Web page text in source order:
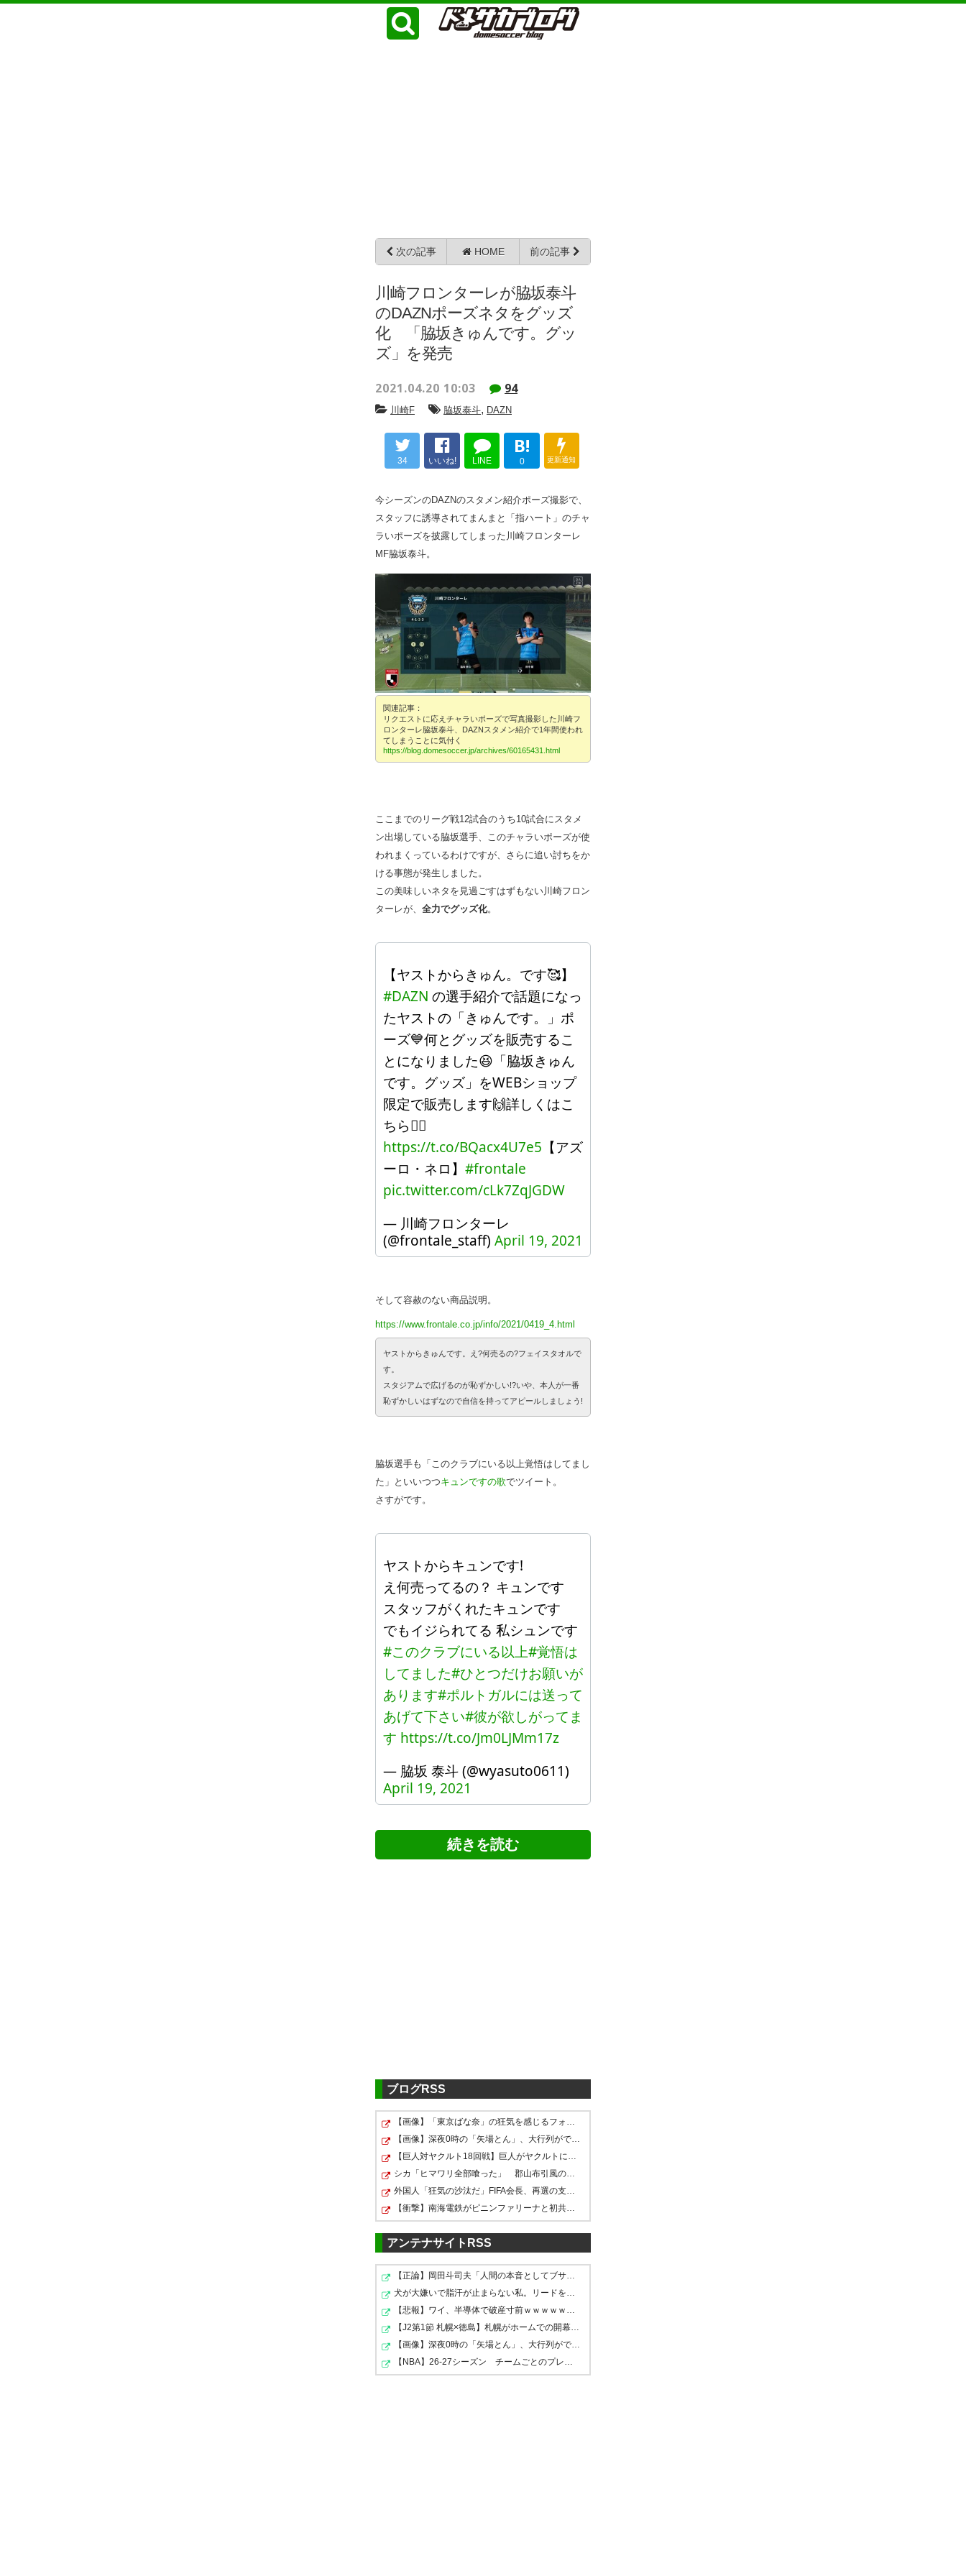
次の記事 HOME 前の記事
川崎フロンターレが脇坂泰斗
のDAZNポーズネタをグッズ
化 「脇坂きゅんです。グッ
ズ」を発売
2021.04.20 10:03 94
川崎F 脇坂泰斗, DAZN
34 いいね! LINE
B!
0 更新通知
今シーズンのDAZNのスタメン紹介ポーズ撮影で、
スタッフに誘導されてまんまと「指ハート」のチャ
ラいポーズを披露してしまった川崎フロンターレ
MF脇坂泰斗。
関連記事：
リクエストに応えチャラいポーズで写真撮影した川崎フ
ロンターレ脇坂泰斗、DAZNスタメン紹介で1年間使われ
てしまうことに気付く
https://blog.domesoccer.jp/archives/60165431.html
ここまでのリーグ戦12試合のうち10試合にスタメ
ン出場している脇坂選手、このチャラいポーズが使
われまくっているわけですが、さらに追い討ちをか
ける事態が発生しました。
この美味しいネタを見過ごすはずもない川崎フロン
ターレが、 全力でグッズ化。
【ヤストからきゅん。です🥰】
#DAZN の選手紹介で話題になっ
たヤストの「きゅんです。」ポ
ーズ💙何とグッズを販売するこ
とになりました😆「脇坂きゅん
です。グッズ」をWEBショップ
限定で販売します🙌詳しくはこ
ちら💁‍♂️
https://t.co/BQacx4U7e5 【アズ
ーロ・ネロ】 #frontale
pic.twitter.com/cLk7ZqJGDW
— 川崎フロンターレ
(@frontale_staff) April 19, 2021
そして容赦のない商品説明。
https://www.frontale.co.jp/info/2021/0419_4.html
ヤストからきゅんです。え?何売るの?フェイスタオルで
す。
スタジアムで広げるのが恥ずかしい!?いや、本人が一番
恥ずかしいはずなので自信を持ってアピールしましょう!
脇坂選手も「このクラブにいる以上覚悟はしてまし
た」といいつつキュンですの歌でツイート。
さすがです。
ヤストからキュンです!
え何売ってるの？ キュンです
スタッフがくれたキュンです
でもイジられてる 私シュンです
#このクラブにいる以上#覚悟は
してました#ひとつだけお願いが
あります#ポルトガルには送って
あげて下さい#彼が欲しがってま
す https://t.co/Jm0LJMm17z
— 脇坂 泰斗 (@wyasuto0611)
April 19, 2021
脇坂きゅんです。グッズだ
と……！！！
https://t.co/slcdqbsR9h
https://t.co/KNO7zWK6V0
— yuknk (かえる) (yuknk)2021,
4月 19
ヤスト君のキュンですタオルも
ちろん即購入です！いつどこで
使うかは不明ですけど…
勝手にとらされたポーズを商品
化されるヤストかわいそうすぎ
て好き
— 酢はち
(hZrmSE0CCumuM8Z)2021, 4
月 19
脇坂きゅんグッズとか完全にイ
ジってるやん
— 半ファミフロ
(Fro_Numa_Kowai)2021, 4月
ブログRSS
アンテナサイトRSS